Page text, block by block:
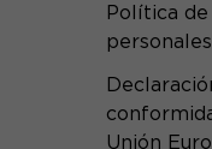
Política
personales
Unión